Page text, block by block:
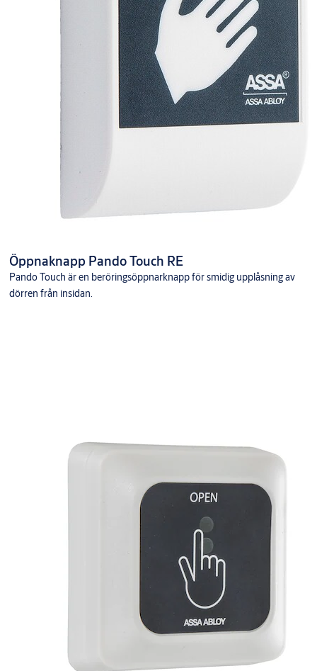
Öppnaknapp Pando Touch RE
Pando Touch är en beröringsöppnarknapp för smidig upplåsning av
dörren från insidan.